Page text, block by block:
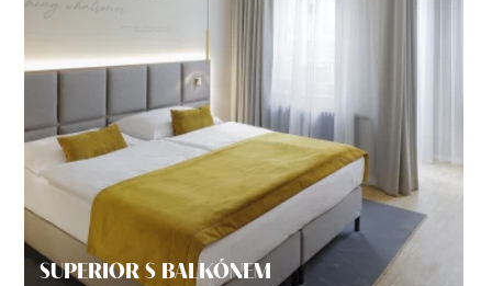
DELUXE